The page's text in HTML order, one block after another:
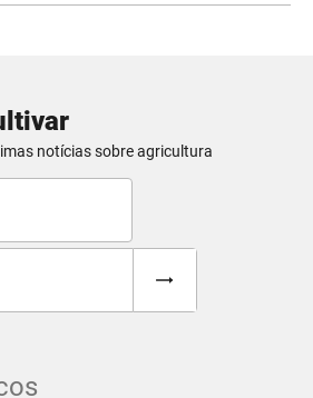
notícias sobre agricultura